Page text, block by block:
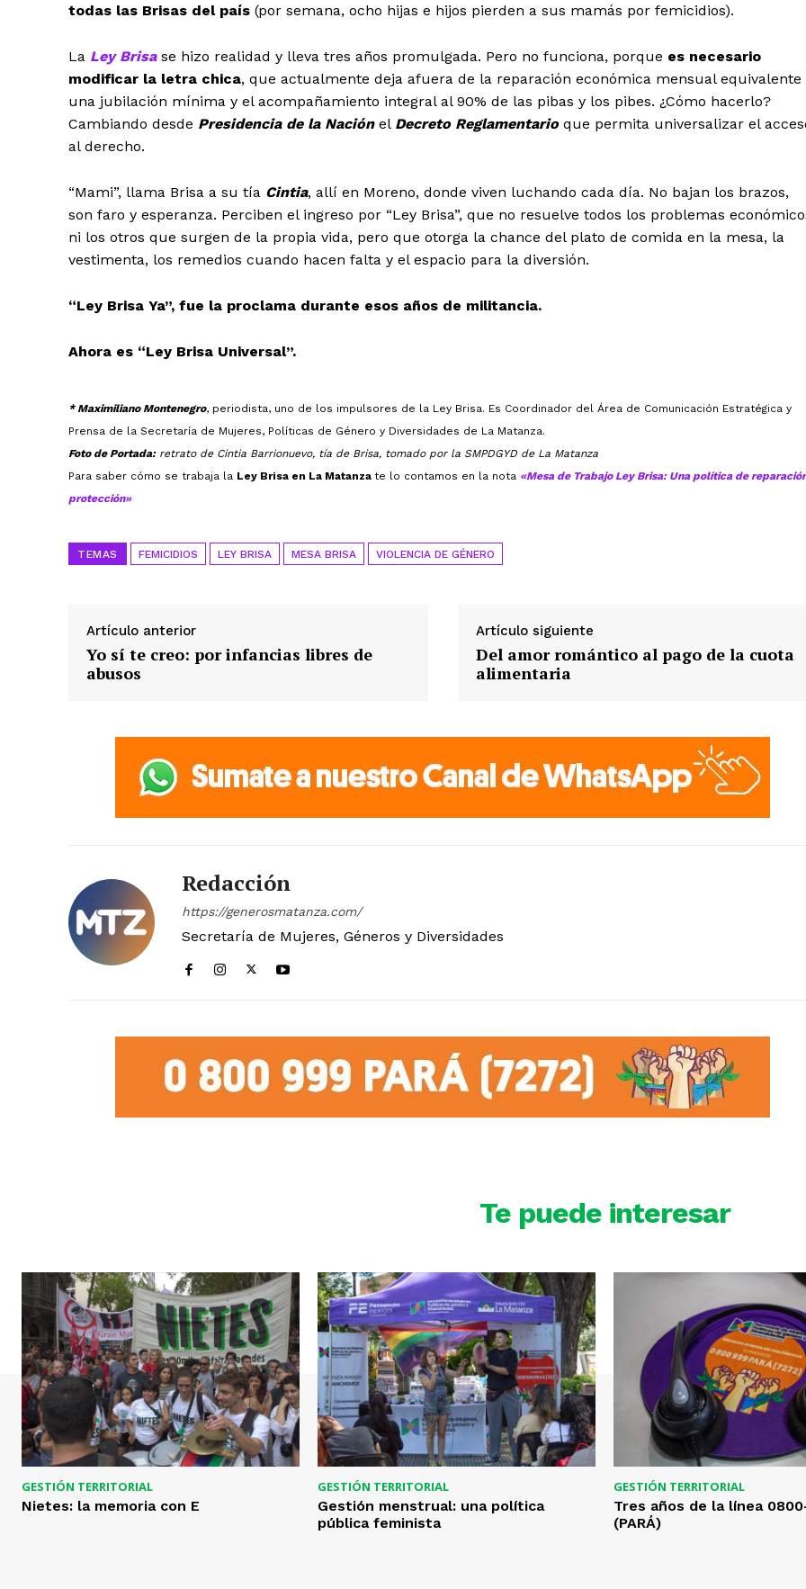
todas las Brisas del país (por semana, ocho hijas e hijos pierden a sus mamás por femicidios).
La Ley Brisase hizo realidad y lleva tres años promulgada. Pero no funciona, porque es necesario
modificar la letra chica, que actualmente deja afuera de la reparación económica mensual equivalente
una jubilación mínima y el acompañamiento integral al 90% de las pibas y los pibes. ¿Cómo hacerlo?
Cambiando desde Presidencia de la Naciónel Decreto Reglamentarioque permita universalizar el
al derecho.
“Mami”, llama Brisa a su tía Cintia, allí en Moreno, donde viven luchando cada día. No bajan los brazos,
son faro y esperanza. Perciben el ingreso por “Ley Brisa”, que no resuelve todos los problemas
ni los otros que surgen de la propia vida, pero que otorga la chance del plato de comida en la mesa, la
vestimenta, los remedios cuando hacen falta y el espacio para la diversión.
“Ley Brisa Ya”, fue la proclama durante esos años de militancia.
Ahora es “Ley Brisa Universal”.
* Maximiliano Montenegro, periodista, uno de los impulsores de la Ley Brisa. Es Coordinador del Área de Comunicación Estratégica y
Prensa de la Secretaría de Mujeres, Políticas de Género y Diversidades de La Matanza.
Foto de Portada:retrato de Cintia Barrionuevo, tía de Brisa, tomado por la SMPDGYD de La Matanza
Para saber cómo se trabaja la Ley Brisa en La Matanza te lo contamos en la nota «Mesa de Trabajo Ley Brisa: Una política de
protección»
TEMAS FEMICIDIOS LEY BRISA MESA BRISA VIOLENCIA DE GÉNERO
Artículo anterior
Yo sí te creo: por infancias libres de
abusos
Artículo siguiente
Del amor romántico al pago de la cuota
alimentaria
Redacción
https://generosmatanza.com/
Secretaría de Mujeres, Géneros y Diversidades
Te puede interesar
GESTIÓN TERRITORIAL
Nietes: la memoria con E
GESTIÓN TERRITORIAL
Gestión menstrual: una política
pública feminista
GESTIÓN TERRITORIAL
Tres años de la línea
(PARÁ)